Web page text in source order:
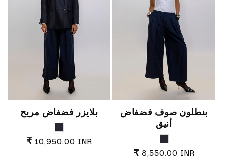
بلايزر فضفاض مريح
midnight blue
السعر العادي
₹ 10,950.00 INR
بنطلون صوف فضفاض
أنيق
midnight blue
السعر العادي
₹ 8,550.00 INR